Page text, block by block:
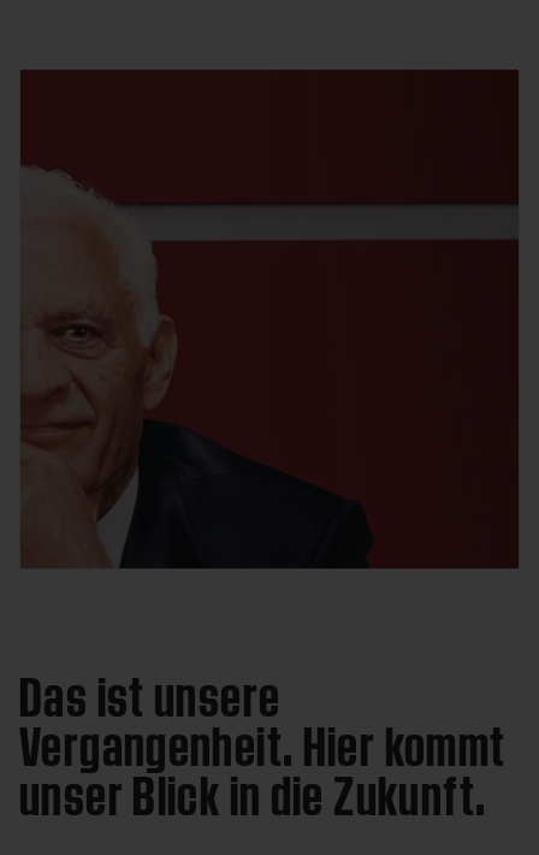
Das ist unsere
Vergangenheit. Hier kommt
unser Blick in die Zukunft.